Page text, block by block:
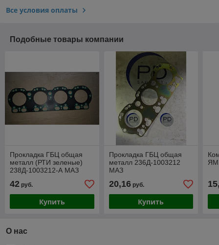
Все условия оплаты
Подобные товары компании
Прокладка ГБЦ общая
металл (РТИ зеленые)
238Д-1003212-А МАЗ
42 руб.
Купить
Прокладка ГБЦ общая
металл 236Д-1003212
МАЗ
20,16руб.
Купить
О нас